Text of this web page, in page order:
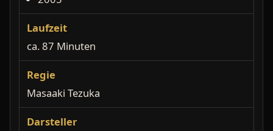
Laufzeit
ca. 87 Minuten
Regie
Masaaki Tezuka
Darsteller